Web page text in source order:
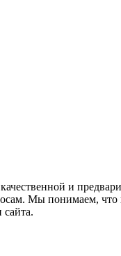
и
Мы понимаем, что